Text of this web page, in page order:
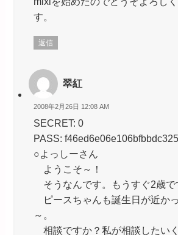
す。
返信
翠紅
2008年2月26日 12:08 AM
SECRET: 0
PASS:
○よっしーさん
ようこそ～！
そうなんです。もうすぐ2歳で
ピースちゃんも誕生日が近か
～。
相談ですか？私が相談したいく